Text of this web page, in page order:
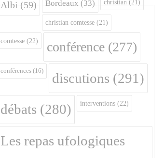
Albi(59) Bordeaux(33) christian (21)
christian comtesse (21)
comtesse (22) conférence (277)
conférences (16) discutions (291)
débats (280) interventions (22)
Les repas ufologiques